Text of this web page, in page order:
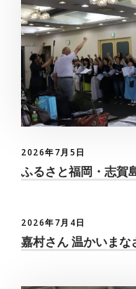
2026年7月5日
ふるさと福岡・志賀
2026年7月4日
嘉村さん 温かいまな